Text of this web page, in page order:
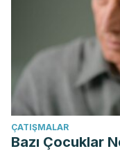
ÇATIŞMALAR
Bazı Çocuklar